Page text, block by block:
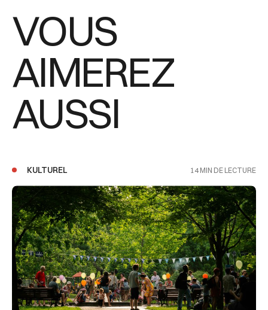
VOUS
AIMEREZ
AUSSI
KULTUREL 14 MIN DE LECTURE